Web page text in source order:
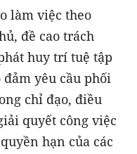
làm việc theo
đề cao trách
huy trí tuệ tập
yêu cầu phối
chỉ đạo, điều
quyết công việc
hạn của các